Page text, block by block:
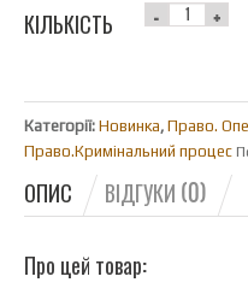
КІЛЬКІСТЬ
Категорії: Новинка, Право.
Право.Кримінальний процес
ОПИС ВІДГУКИ (0)
Про цей товар: